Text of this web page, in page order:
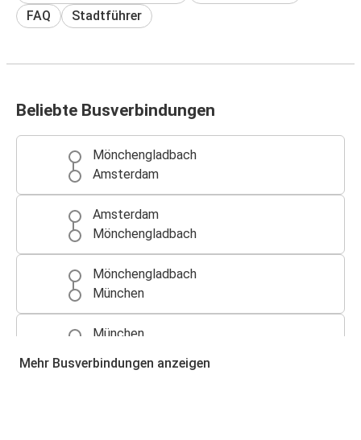
FAQ
Stadtführer
Beliebte Busverbindungen
Mönchengladbach
Amsterdam
Amsterdam
Mönchengladbach
Mönchengladbach
München
München
Mehr Busverbindungen anzeigen